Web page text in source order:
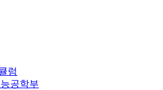
럼
공학부